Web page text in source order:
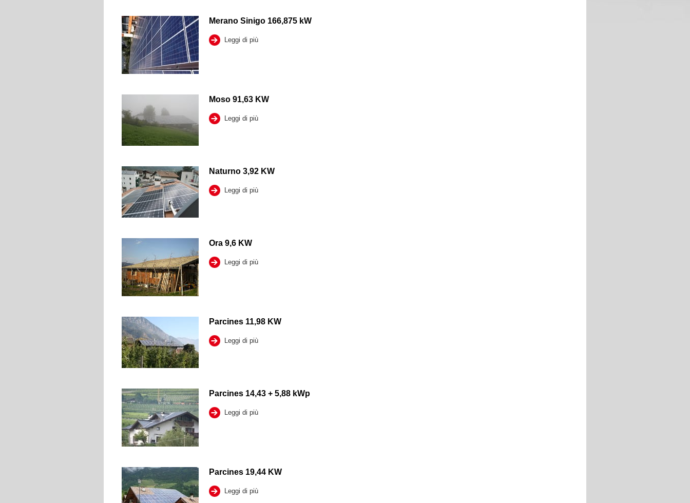
Merano Sinigo 166,875 kW
Leggi di più
Moso 91,63 KW
Leggi di più
Naturno 3,92 KW
Leggi di più
Ora 9,6 KW
Leggi di più
Parcines 11,98 KW
Leggi di più
Parcines 14,43 + 5,88 kWp
Leggi di più
Parcines 19,44 KW
Leggi di più